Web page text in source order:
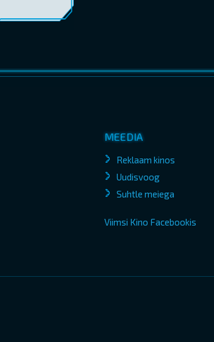
MEEDIA
Reklaam kinos
Uudisvoog
Suhtle meiega
Viimsi Kino Facebookis